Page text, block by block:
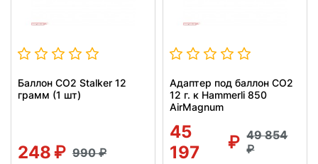
Баллон СО2 Stalker 12
грамм (1 шт)
248 990
Адаптер под баллон СО2
12 г. к Hammerli 850
AirMagnum
45
197
49 854